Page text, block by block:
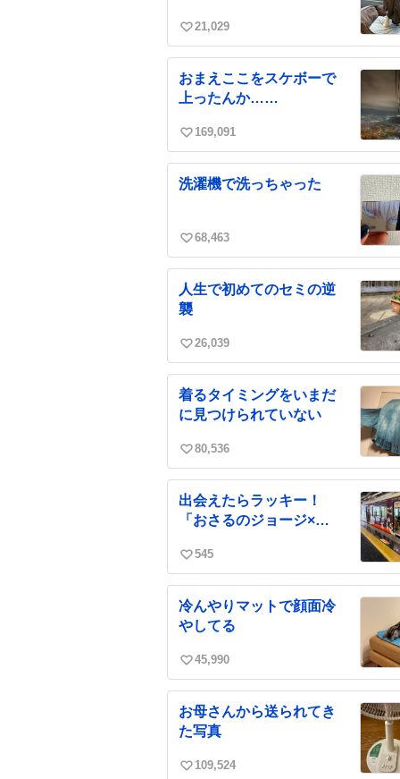
い
数
21,029
おまえここをスケボーで
上ったんか……
い
ね
数
169,091
洗濯機で洗っちゃった
い
ね
数
68,463
人生で初めてのセミの逆
襲
い
ね
数
26,039
着るタイミングをいまだ
に見つけられていない
い
ね
数
80,536
出会えたらラッキー！
「おさるのジョージ×阪
い
ね
数
545
冷んやりマットで顔面冷
やしてる
い
ね
数
45,990
お母さんから送られてき
た写真
い
109,524